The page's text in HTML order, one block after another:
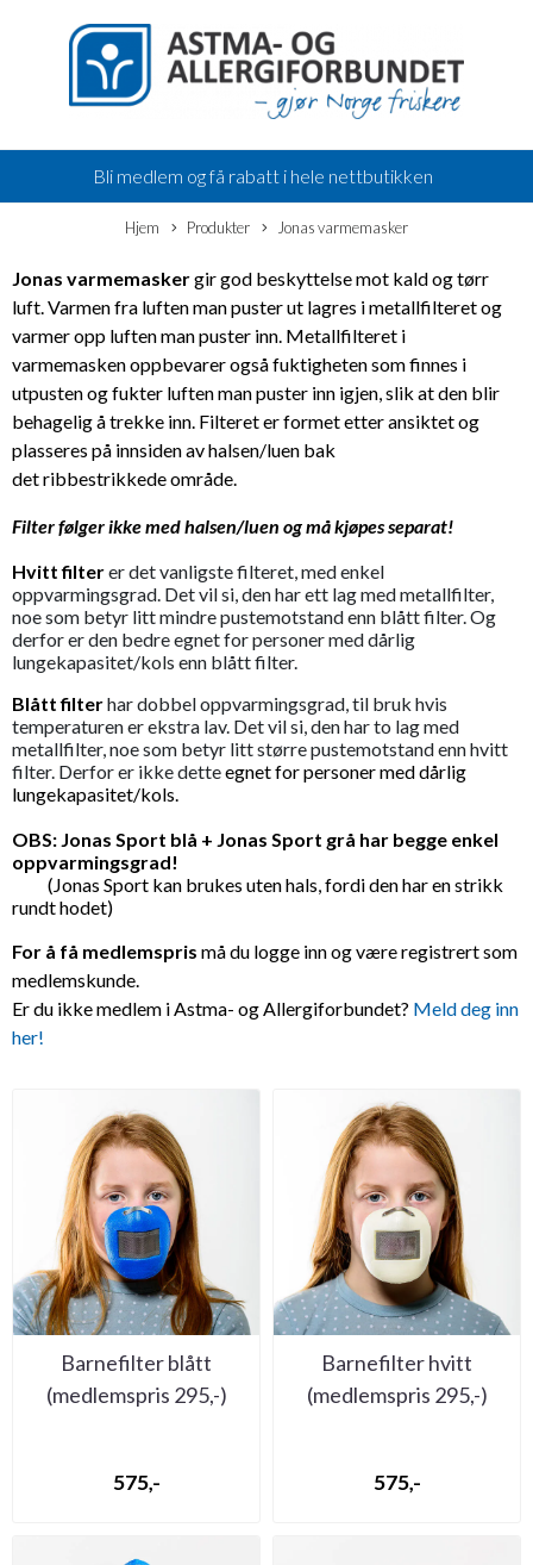
Bli medlem og få rabatt i hele nettbutikken
Hjem Produkter Jonas varmemasker
Jonas varmemaskergir god beskyttelse mot kald og tørr
luft. Varmen fra luften man puster ut lagres i metallfilteret og
varmer opp luften man puster inn. Metallfilteret i
varmemasken oppbevarer også fuktigheten som finnes i
utpusten og fukter luften man puster inn igjen, slik at den blir
behagelig å trekke inn. Filteret er formet etter ansiktet og
plasseres på innsiden av halsen/luen bak
det ribbestrikkede område.
Filter følger ikke med halsen/luen og må kjøpes separat!
Hvitt filterer det vanligste filteret, med enkel
oppvarmingsgrad. Det vil si, den har ett lag med metallfilter,
noe som betyr litt mindre pustemotstand enn blått filter. Og
derfor er den bedre egnet for personer med dårlig
lungekapasitet/kols enn blått filter.
Blått filterhar dobbel oppvarmingsgrad, til bruk hvis
temperaturen er ekstra lav. Det vil si, den har to lag med
metallfilter, noe som betyr litt større pustemotstand enn hvitt
filter. Derfor er ikke detteegnet for personer med dårlig
lungekapasitet/kols.
OBS: Jonas Sport blå + Jonas Sport grå har begge enkel
oppvarmingsgrad!
(Jonas Sport kan brukes uten hals, fordi den har en strikk
rundt hodet)
For å få medlemspris må du logge inn og være registrert som
medlemskunde.
Er du ikke medlem i Astma- og Allergiforbundet? Meld deg inn
her!
Barnefilter blått
(medlemspris 295,-)
575,-
Barnefilter hvitt
(medlemspris 295,-)
575,-